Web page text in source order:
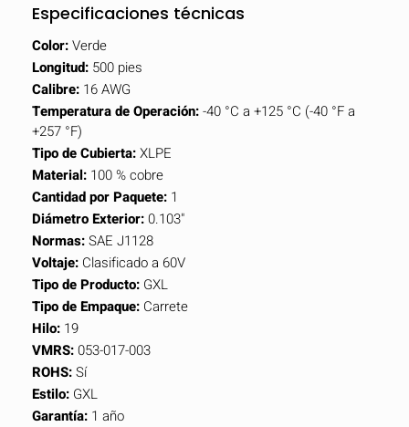
Especificaciones técnicas
Color:Verde
Longitud: 500 pies
Calibre: 16 AWG
Temperatura de Operación:-40 °C a +125 °C (-40 °F a
+257 °F)
Tipo de Cubierta:XLPE
Material: 100 % cobre
Cantidad por Paquete: 1
Diámetro Exterior:0.103"
Normas:SAE J1128
Voltaje: Clasificado a 60V
Tipo de Producto: GXL
Tipo de Empaque: Carrete
Hilo: 19
VMRS:053-017-003
ROHS:Sí
Estilo: GXL
Garantía: 1 año